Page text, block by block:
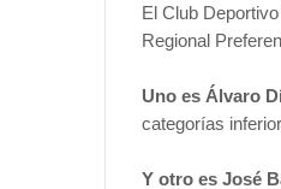
El Club
Regional
Uno es Álvaro
categorías
Y otro es José